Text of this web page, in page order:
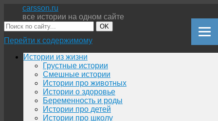
carsson.ru
все истории на одном сайте
OK
Перейти к содержимому
Истории из жизни
Грустные истории
Смешные истории
Истории про животных
Истории о здоровье
Беременность и роды
Истории про детей
Истории про школу